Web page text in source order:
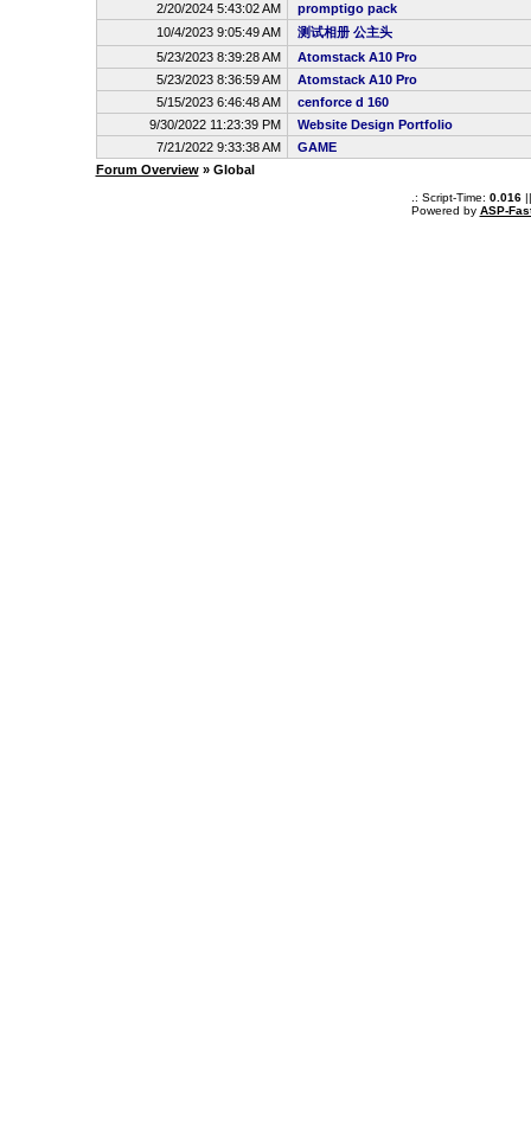
2/20/2024 5:43:02 AM
promptigo pack
10/4/2023 9:05:49 AM
测试相册 公主头
5/23/2023 8:39:28 AM
Atomstack A10 Pro
5/23/2023 8:36:59 AM
Atomstack A10 Pro
5/15/2023 6:46:48 AM
cenforce d 160
9/30/2022 11:23:39 PM
Website Design Portfolio
7/21/2022 9:33:38 AM
GAME
Forum Overview» Global
.: Script-Time: 0.016||
Powered by ASP-